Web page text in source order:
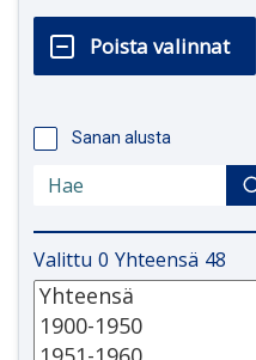
Sanan alusta
Valittu 0 Yhteensä 48